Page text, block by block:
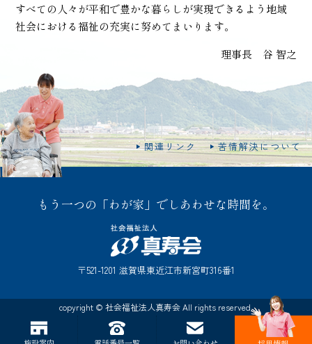
すべての人々が平和で豊かな暮らしが実現できるよう地域
社会における福祉の充実に努めてまいります。
理事長 谷 智之
関連リンク 苦情解決について
もう一つの「わが家」でしあわせな時間を。
〒521-1201 滋賀県東近江市新宮町316番1
copyright © 社会福祉法人真寿会 All rights reserved.